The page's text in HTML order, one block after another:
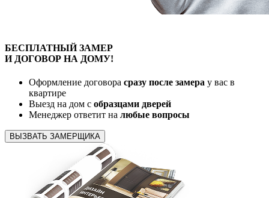
БЕСПЛАТНЫЙЗАМЕР
И ДОГОВОР НА ДОМУ!
Оформление договора сразу после замера у вас в
квартире
Выезд на дом с образцами дверей
Менеджер ответит на любые вопросы
ВЫЗВАТЬ ЗАМЕРЩИКА